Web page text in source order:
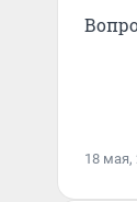
18 мая,